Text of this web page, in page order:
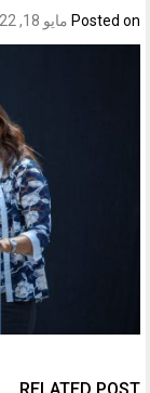
Posted on مايو 18, 2022